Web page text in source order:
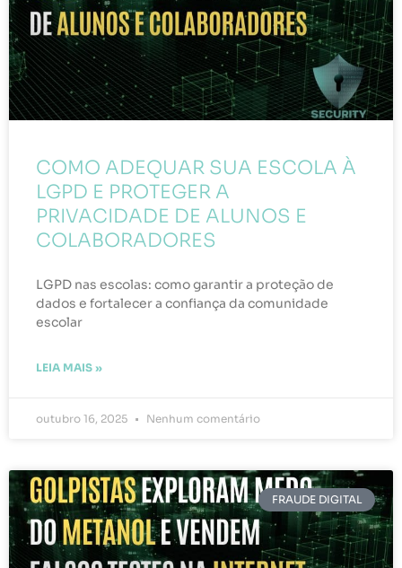
COMO ADEQUAR SUA ESCOLA À
LGPD E PROTEGER A
PRIVACIDADE DE ALUNOS E
COLABORADORES
LGPD nas escolas: como garantir a proteção de
dados e fortalecer a confiança da comunidade
escolar
LEIA MAIS »
outubro 16, 2025 Nenhum comentário
FRAUDE DIGITAL